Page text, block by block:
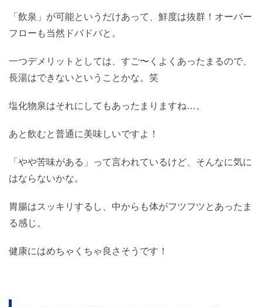
「飲泉」が可能というだけあって、鮮度は抜群！オーバー
フローも当然ドバドバと。
一つデメリットとしては、すご〜くよくあったまるので、
長湯はできないということかな。笑
塩化物泉はそれにしてもあったまりますね…。
あと飲むと普通に美味しいですよ！
「やや苦味がある」って言われているけど、そんなに気に
はならないかな。
胃腸はスッキリするし、中からも体がフツフツとあったま
る感じ。
健康にはめちゃくちゃ良さそうです！